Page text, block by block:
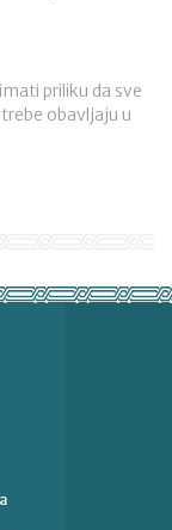
priliku da sve
obavljaju u